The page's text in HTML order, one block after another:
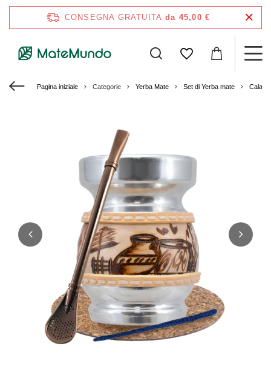
CONSEGNA GRATUITA da 45,00 €
Pagina iniziale Categorie Yerba Mate Set di Yerba mate